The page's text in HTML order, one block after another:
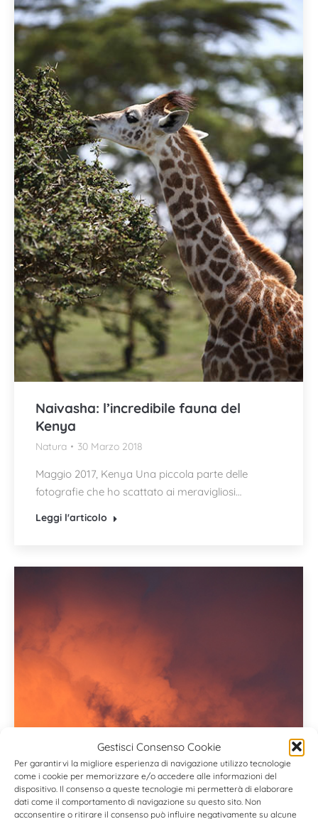
Gestisci Consenso Cookie
Per garantirvi la migliore esperienza di navigazione utilizzo tecnologie
come i cookie per memorizzare e/o accedere alle informazioni del
dispositivo. Il consenso a queste tecnologie mi permetterà di elaborare
dati come il comportamento di navigazione su questo sito. Non
acconsentire o ritirare il consenso può influire negativamente su alcune
Naivasha: l’incredibile fauna del
Kenya
Natura 30 Marzo 2018
Maggio 2017, Kenya Una piccola parte delle
fotografie che ho scattato ai meravigliosi…
Leggi l'articolo